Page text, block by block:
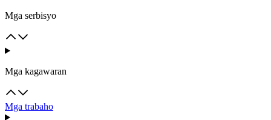
Mga serbisyo
Mga kagawaran
Mga trabaho